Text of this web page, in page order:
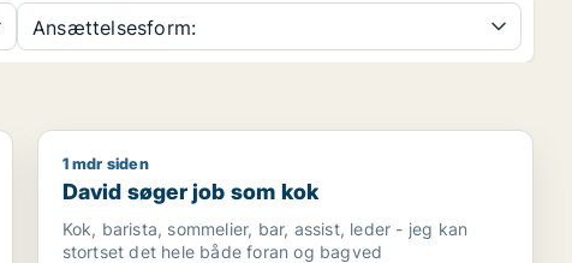
Ansættelsesform:
David søger job som kok
1 mdr siden
David søger job som kok
Kok, barista, sommelier, bar, assist, leder - jeg kan
stortset det hele både foran og bagved